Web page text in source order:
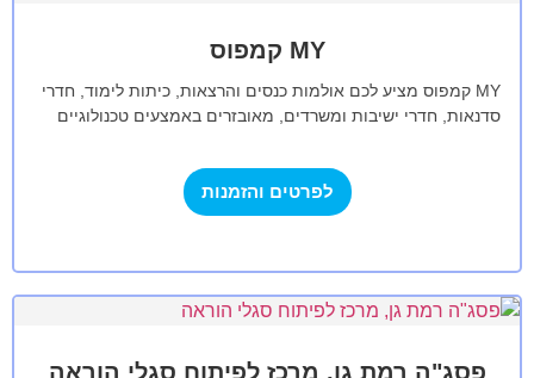
MY קמפוס
MY קמפוס מציע לכם אולמות כנסים והרצאות, כיתות לימוד, חדרי
סדנאות, חדרי ישיבות ומשרדים, מאובזרים באמצעים טכנולוגיים
לפרטים והזמנות
פסג"ה רמת גן, מרכז לפיתוח סגלי הוראה